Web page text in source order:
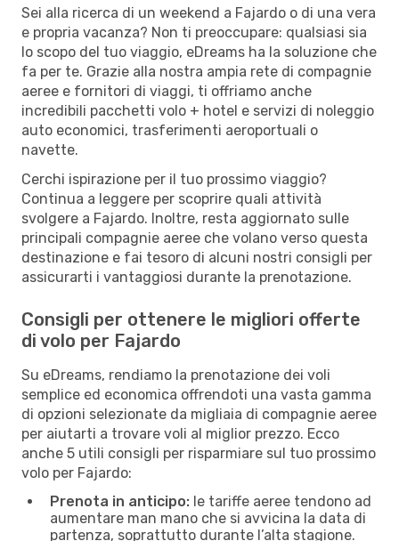
Sei alla ricerca di un weekend a Fajardo o di una vera
e propria vacanza? Non ti preoccupare: qualsiasi sia
lo scopo del tuo viaggio, eDreams ha la soluzione che
fa per te. Grazie alla nostra ampia rete di compagnie
aeree e fornitori di viaggi, ti offriamo anche
incredibili pacchetti volo + hotel e servizi di noleggio
auto economici, trasferimenti aeroportuali o
navette.
Cerchi ispirazione per il tuo prossimo viaggio?
Continua a leggere per scoprire quali attività
svolgere a Fajardo. Inoltre, resta aggiornato sulle
principali compagnie aeree che volano verso questa
destinazione e fai tesoro di alcuni nostri consigli per
assicurarti i vantaggiosi durante la prenotazione.
Consigli per ottenere le migliori offerte
di volo per Fajardo
Su eDreams, rendiamo la prenotazione dei voli
semplice ed economica offrendoti una vasta gamma
di opzioni selezionate da migliaia di compagnie aeree
per aiutarti a trovare voli al miglior prezzo. Ecco
anche 5 utili consigli per risparmiare sul tuo prossimo
volo per Fajardo:
Prenota in anticipo: le tariffe aeree tendono ad
aumentare man mano che si avvicina la data di
partenza, soprattutto durante l’alta stagione.